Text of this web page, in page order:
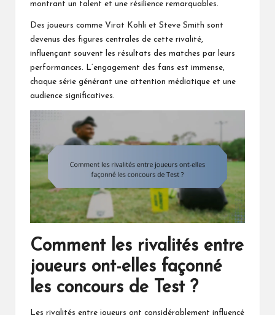
montrant un talent et une résilience remarquables.
Des joueurs comme Virat Kohli et Steve Smith sont
devenus des figures centrales de cette rivalité,
influençant souvent les résultats des matches par leurs
performances. L’engagement des fans est immense,
chaque série générant une attention médiatique et une
audience significatives.
Comment les rivalités entre
joueurs ont-elles façonné
les concours de Test ?
Les rivalités entre joueurs ont considérablement influencé